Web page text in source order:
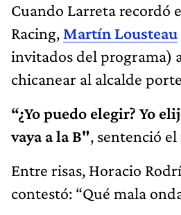
Cuando Larreta recordó
Racing, Martín Lousteau
invitados del programa)
chicanear al alcalde
“¿Yo puedo elegir? Yo
vaya a la B", sentenció
Entre risas, Horacio
contestó: “Qué mala